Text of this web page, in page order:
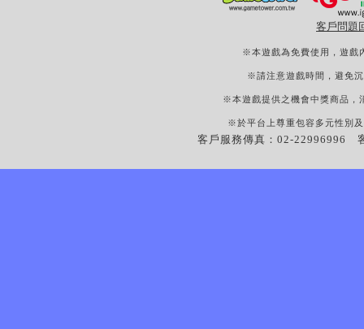
客戶問題
※本遊戲為免費使用，遊戲
※請注意遊戲時間，避免
※本遊戲提供之機會中獎商品，
※於平台上尊重包容多元性別
客戶服務傳真：02-22996996